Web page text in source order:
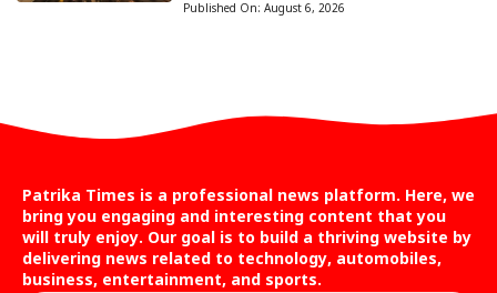
Published On: August 6, 2026
Patrika Times is a professional news platform. Here, we
bring you engaging and interesting content that you
will truly enjoy. Our goal is to build a thriving website by
delivering news related to technology, automobiles,
business, entertainment, and sports.